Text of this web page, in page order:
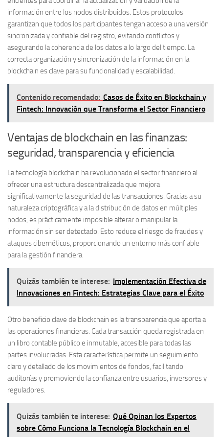
información entre los nodos distribuidos. Estos protocolos
garantizan que todos los participantes tengan acceso a una versión
sincronizada y confiable del registro, evitando conflictos y
asegurando la coherencia de los datos a lo largo del tiempo. La
correcta organización y sincronización de la información en la
blockchain es clave para su funcionalidad y escalabilidad.
Contenido recomendado: Casos de Éxito en Blockchain y
Fintech: Innovación que Transforma el Sector Financiero
Ventajas de blockchain en las finanzas:
seguridad, transparencia y eficiencia
La tecnologíablockchain ha revolucionado el sector financiero al
ofrecer una estructura descentralizada que mejora
significativamente laseguridad de las transacciones. Gracias a su
naturaleza criptográfica y a la distribución de datos en múltiples
nodos, es prácticamente imposible alterar o manipular la
información sin ser detectado. Esto reduce el riesgo de fraudes y
ataques cibernéticos, proporcionando un entorno más confiable
para la gestión financiera.
Quizás también te interese: Implementación Efectiva de
Innovaciones en Fintech: Estrategias Clave para el Éxito
Otro beneficio clave de blockchain es latransparenciaque aporta a
las operaciones financieras. Cada transacción queda registrada en
un libro contable público e inmutable, accesible para todas las
partes involucradas. Esta característica permite un seguimiento
claro y detallado de los movimientos de fondos, facilitando
auditorías y promoviendo la confianza entre usuarios, inversores y
reguladores.
Quizás también te interese: Qué Opinan los Expertos
sobre Cómo Funciona la Tecnología Blockchain en el